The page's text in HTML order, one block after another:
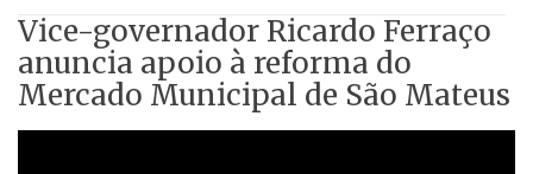
Vice-governador Ricardo Ferraço
anuncia apoio à reforma do
Mercado Municipal de São Mateus